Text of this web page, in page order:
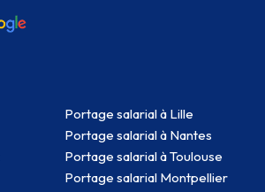
Portage salarial à Lille
Portage salarial à Nantes
Portage salarial à Toulouse
Portage salarial Montpellier